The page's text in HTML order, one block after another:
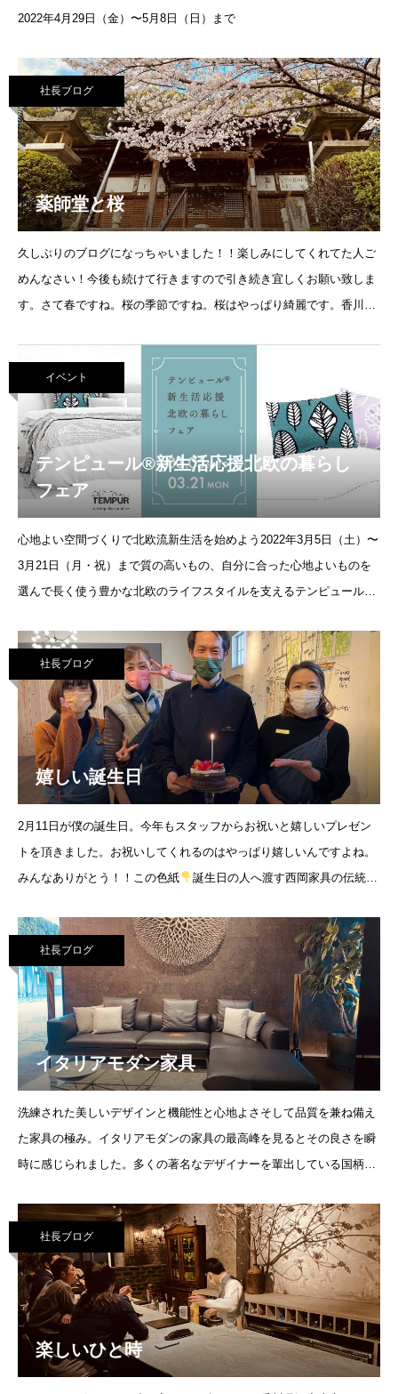
2022年4月29日（金）〜5月8日（日）まで
社長ブログ
薬師堂と桜
久しぶりのブログになっちゃいました！！楽しみにしてくれてた人ご
めんなさい！今後も続けて行きますので引き続き宜しくお願い致しま
す。さて春ですね。桜の季節ですね。桜はやっぱり綺麗です。香川県
イベント
テンピュール®新生活応援北欧の暮らし
フェア
心地よい空間づくりで北欧流新生活を始めよう2022年3月5日（土）〜
3月21日（月・祝）まで質の高いもの、自分に合った心地よいものを
選んで長く使う豊かな北欧のライフスタイルを支えるテンピュール®
証あな
社長ブログ
嬉しい誕生日
2月11日が僕の誕生日。今年もスタッフからお祝いと嬉しいプレゼン
トを頂きました。お祝いしてくれるのはやっぱり嬉しいんですよね。
みんなありがとう！！この色紙
誕生日の人へ渡す西岡家具の伝統で
社長ブログ
イタリアモダン家具
洗練された美しいデザインと機能性と心地よさそして品質を兼ね備え
た家具の極み。イタリアモダンの家具の最高峰を見るとその良さを瞬
時に感じられました。多くの著名なデザイナーを輩出している国柄と
社長ブログ
楽しいひと時